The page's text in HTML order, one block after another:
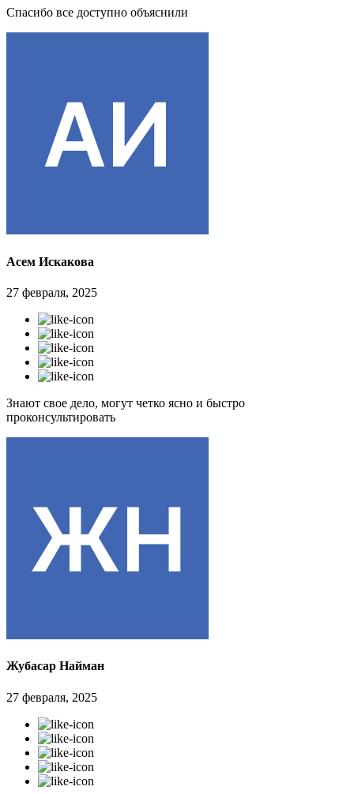
Спасибо все доступно объяснили
Асем Искакова
27 февраля, 2025
Знают свое дело, могут четко ясно и быстро
проконсультировать
Жубасар Найман
27 февраля, 2025